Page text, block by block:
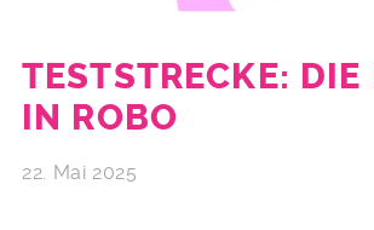
TESTSTRECKE:
IN ROBO
22. Mai 2025